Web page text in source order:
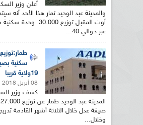
أعلن وزير
والمدينة عبد الوحيد تمار هذا الأحد أنه
أوت المقبل توزيع
عبر حوالي 40...
سكنية
19ولاية قريبا
08 أبريل 2018
كشف وزير
وخلال...